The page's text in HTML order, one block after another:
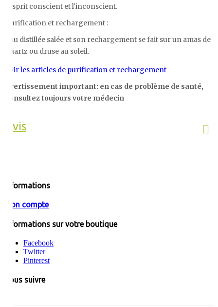
l'esprit conscient et l'inconscient.
Purification et rechargement :
Eau distillée salée et son rechargement se fait sur un amas de
quartz ou druse au soleil.
Voir les articles de purification et rechargement
Avertissement important: en cas de problème de santé,
consultez toujours votre médecin
Avis
Informations
Mon compte
Informations sur votre boutique
Facebook
Twitter
Pinterest
Nous suivre